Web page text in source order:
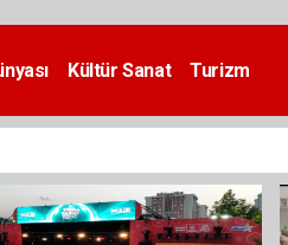
Kültür Sanat
Turizm